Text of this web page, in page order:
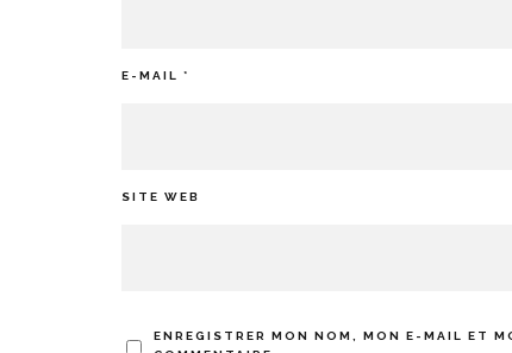
E-MAIL *
SITE WEB
ENREGISTRER MON NOM, MON E-MAIL ET